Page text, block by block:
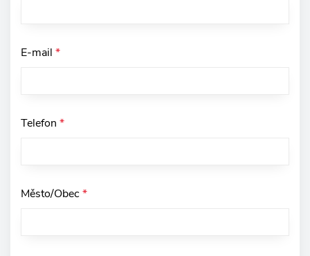
E-mail *
Telefon *
Město/Obec*